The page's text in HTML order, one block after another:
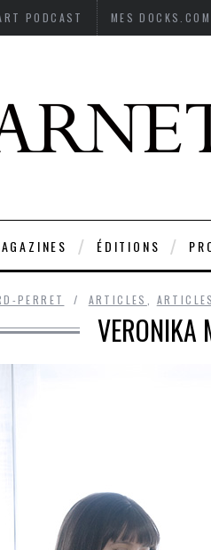
PODCAST MES DOCKS.COM
ÉDITIONS
PERRET ARTICLES
VERONIKA